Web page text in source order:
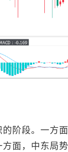
阶段。一方
面，中东局